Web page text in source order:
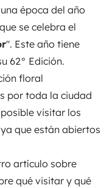
época del año
se celebra el
". Este año tiene
62° Edición.
floral
por toda la ciudad
visitar los
que están abiertos
artículo sobre
qué visitar y qué